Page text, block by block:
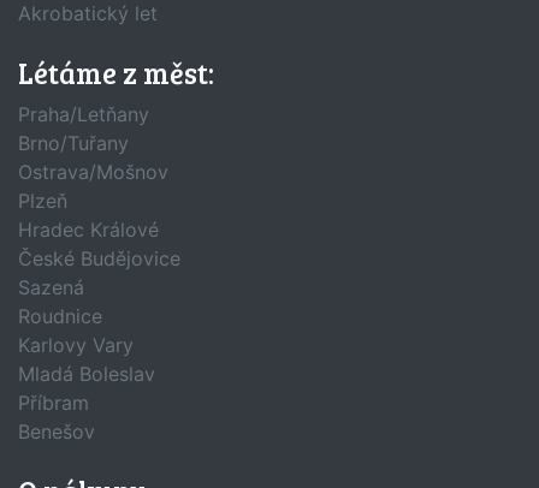
Akrobatický let
Létáme z měst:
Praha/Letňany
Brno/Tuřany
Ostrava/Mošnov
Plzeň
Hradec Králové
České Budějovice
Sazená
Roudnice
Karlovy Vary
Mladá Boleslav
Příbram
Benešov